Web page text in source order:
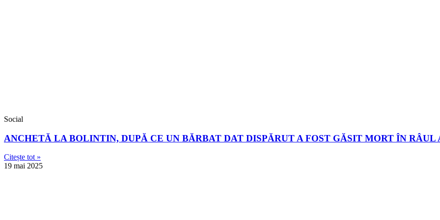
Social
ANCHETĂ LA BOLINTIN, DUPĂ CE UN BĂRBAT DAT DISPĂRUT A FOST GĂSIT MORT ÎN RÂUL
Citește tot »
19 mai 2025